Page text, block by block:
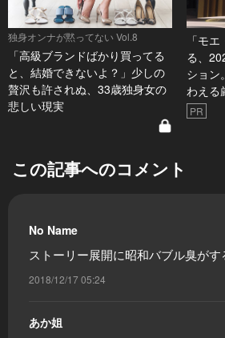
独身オンナが黙ってない Vol.8
「高級ブランドばかり買ってる
と、結婚できないよ？」少しの
贅沢も許されぬ、33歳独身女の
悲しい現実
「モ
る、
ション
わえる
PR
この記事へのコメント
No Name
ストーリー展開に昭和バブル臭がす
2018/12/17 05:24
あか姐